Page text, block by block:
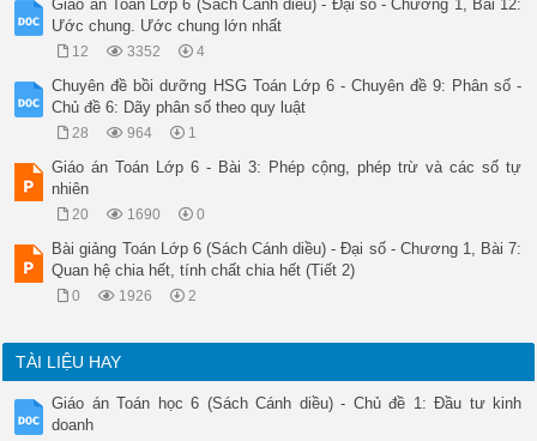
Giáo án Toán Lớp 6 (Sách Cánh diều) - Đại số - Chương 1, Bài 12:
Ước chung. Ước chung lớn nhất
12 3352 4
Chuyên đề bồi dưỡng HSG Toán Lớp 6 - Chuyên đề 9: Phân số -
Chủ đề 6: Dãy phân số theo quy luật
28 964 1
Giáo án Toán Lớp 6 - Bài 3: Phép cộng, phép trừ và các số tự
nhiên
20 1690 0
Bài giảng Toán Lớp 6 (Sách Cánh diều) - Đại số - Chương 1, Bài 7:
Quan hệ chia hết, tính chất chia hết (Tiết 2)
0 1926 2
TÀI LIỆU HAY
Giáo án Toán học 6 (Sách Cánh diều) - Chủ đề 1: Đầu tư kinh
doanh